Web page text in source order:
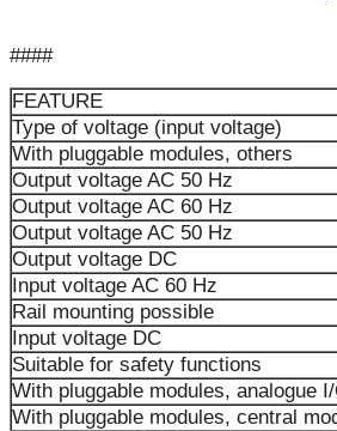
####
FEATURE
Type of voltage (input voltage)
With pluggable modules, others
Output voltage AC 50 Hz
Output voltage AC 60 Hz
Output voltage AC 50 Hz
Output voltage DC
Input voltage AC 60 Hz
Rail mounting possible
Input voltage DC
Suitable for safety functions
With pluggable modules, analogue
With pluggable modules, central